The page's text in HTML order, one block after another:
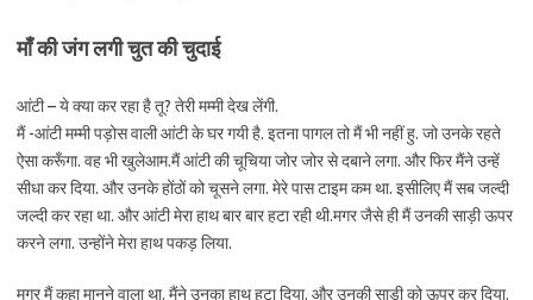
माँ की जंग लगी चुत की चुदाई
आंटी – ये क्या कर रहा है तू? तेरी मम्मी देख लेंगी.
मैं -आंटी मम्मी पड़ोस वाली आंटी के घर गयी है. इतना पागल तो मैं भी नहीं हु. जो उनके रहते
ऐसा करूँगा. वह भी खुलेआम.मैं आंटी की चूचिया जोर जोर से दबाने लगा. और फिर मैंने उन्हें
सीधा कर दिया. और उनके होंठों को चूसने लगा. मेरे पास टाइम कम था. इसीलिए मैं सब जल्दी
जल्दी कर रहा था. और आंटी मेरा हाथ बार बार हटा रही थी.मगर जैसे ही मैं उनकी साड़ी ऊपर
करने लगा. उन्होंने मेरा हाथ पकड़ लिया.
मगर मैं कहा मानने वाला था. मैंने उनका हाथ हटा दिया. और उनकी साड़ी को ऊपर कर दिया.